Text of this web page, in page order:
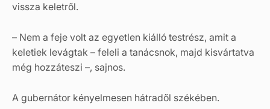
vissza keletről.
– Nem a feje volt az egyetlen kiálló testrész, amit a
keletiek levágtak – feleli a tanácsnok, majd kisvártatva
még hozzáteszi –, sajnos.
A gubernátor kényelmesen hátradől székében.